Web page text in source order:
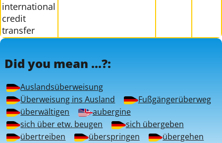
international
credit
transfer
Did you mean ...?:
Auslandsüberweisung
Überweisung ins Ausland
Fußgängerüberweg
überwältigen
aubergine
sich über etw. beugen
sich übergeben
übertreiben
überspringen
übergehen